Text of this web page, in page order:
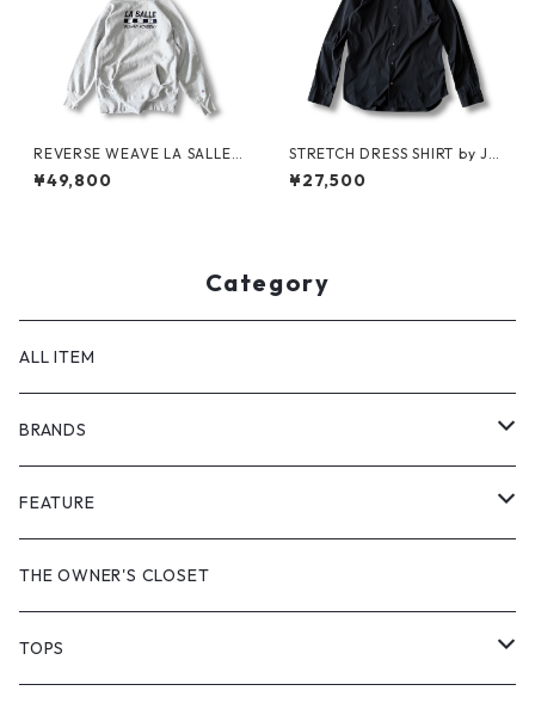
REVERSE WEAVE LA SALLE
MILITARY ACADEMY by CHA
MPION
¥49,800
STRETCH DRESS SHIRT by JIL
SANDER
¥27,500
Category
ALL ITEM
BRANDS
GHOST ALMOSTBLACK
PRODUCT TWELVE
BAICYCLON
FEATURE
NEW VINTAGE
Supreme
VINTAGE OUTDOOR
THE OWNER'S CLOSET
TOPS